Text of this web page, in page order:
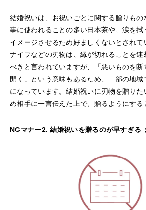
結婚祝いは、お祝いごとに関する贈りもの
事に使われることの多い日本茶や、涙を拭
イメージさせるため好ましくないとされて
ナイフなどの刃物は、縁が切れることを連
べきと言われていますが、「悪いものを断
開く」という意味もあるため、一部の地域
になっています。結婚祝いに刃物を贈りた
め相手に一言伝えた上で、贈るようにする
NGマナー2. 結婚祝いを贈るのが早すぎる